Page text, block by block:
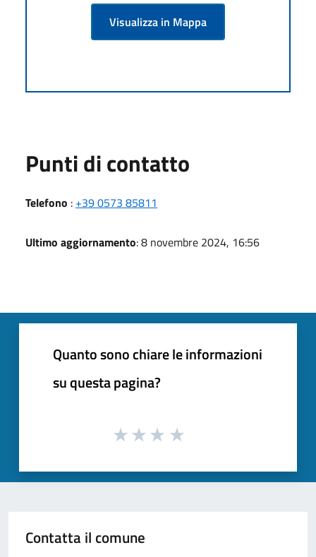
Visualizza in Mappa
Punti di contatto
Telefono : +39 0573 85811
Ultimo aggiornamento: 8 novembre 2024, 16:56
Quanto sono chiare le informazioni
su questa pagina?
Contatta il comune